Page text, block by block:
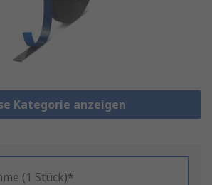
Kategorie anzeigen
(1 Stück)*